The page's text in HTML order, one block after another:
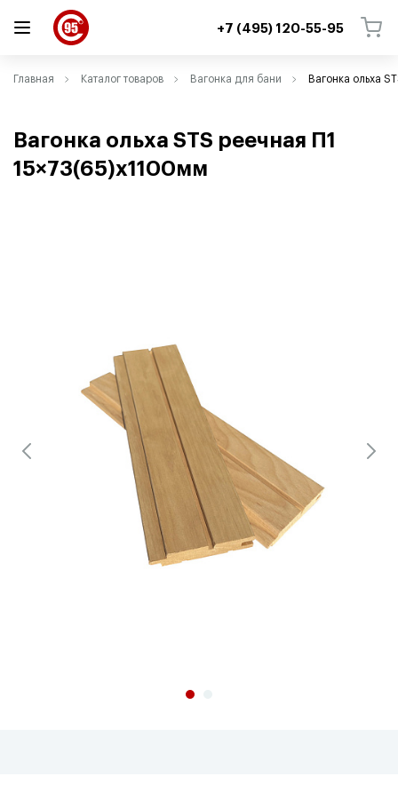
+7 (495) 120-55-95
Главная Каталог товаров Вагонка для бани Вагонка ольха
Вагонка ольха STS реечная П1
15×73(65)х1100мм
ВЕРНУТЬСЯ
ВЕРНУТЬСЯ